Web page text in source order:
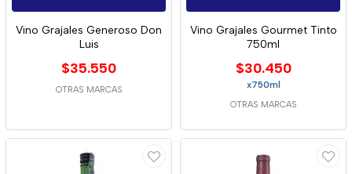
Vino Grajales Generoso Don
Luis
$35.550
OTRAS MARCAS
Vino Grajales Gourmet Tinto
750ml
$30.450
x750ml
OTRAS MARCAS